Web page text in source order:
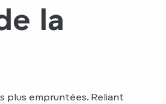
la
plus empruntées. Reliant